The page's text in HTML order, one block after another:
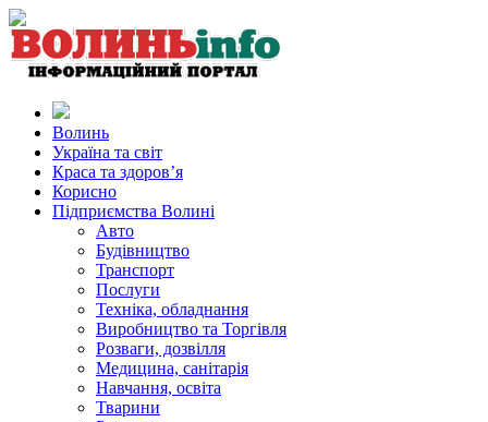
Волинь
Україна та світ
Краса та здоров’я
Корисно
Підприємства Волині
Авто
Будівництво
Транспорт
Послуги
Техніка, обладнання
Виробництво та Торгівля
Розваги, дозвілля
Медицина, санітарія
Навчання, освіта
Тварини